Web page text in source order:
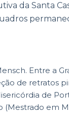
da Santa
Entre a
de retratos
de
(Mestrado em